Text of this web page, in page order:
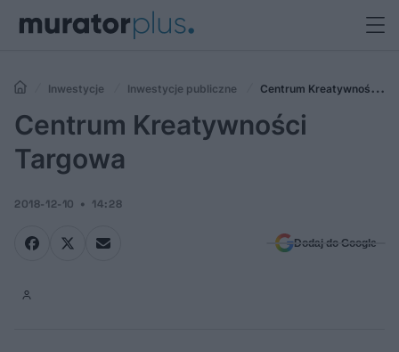
Inwestycje Inwestycje publiczne
Centrum Kreatywności
Targowa
Centrum Kreatywności
Targowa
2018-12-10 14:28
Dodaj do Google